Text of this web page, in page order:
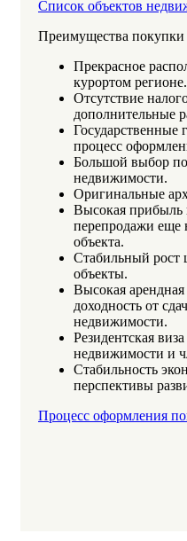
Список объектов
Преимущества
Прекрасное
курортом регионе.
Отсутствие
дополнительные
Государственные
процесс
Большой выбор
недвижимости.
Оригинальные
Высокая прибыль
перепродажи еще
объекта.
Стабильный рост
объекты.
Высокая
доходность от
недвижимости.
Резидентская
недвижимости и
Стабильность
перспективы
Процесс оформления